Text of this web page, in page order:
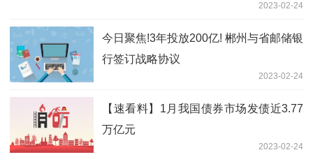
2023-02-24
今日聚焦!3年投放200亿! 郴州与省邮储银
行签订战略协议
2023-02-24
【速看料】1月我国债券市场发债近3.77
万亿元
2023-02-24